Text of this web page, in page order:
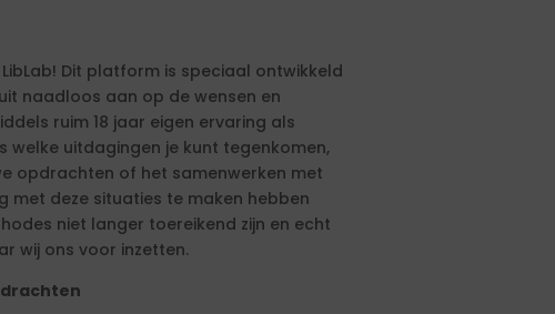
Dit platform is speciaal ontwikkeld
naadloos aan op de wensen en
ruim 18 jaar eigen ervaring als
uitdagingen je kunt tegenkomen,
opdrachten of het samenwerken met
met deze situaties te maken hebben
niet langer toereikend zijn en echt
wij ons voor inzetten.